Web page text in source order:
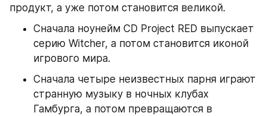
продукт, а уже потом становится великой.
Сначала ноунейм CD Project RED выпускает
серию Witcher, а потом становится иконой
игрового мира.
Сначала четыре неизвестных парня играют
странную музыку в ночных клубах
Гамбурга, а потом превращаются в